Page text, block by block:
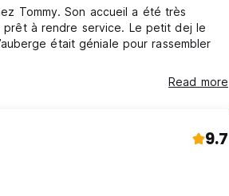
translated from original language)
Tommy. Son accueil a été très
était géniale pour rassembler
Read more
9.7